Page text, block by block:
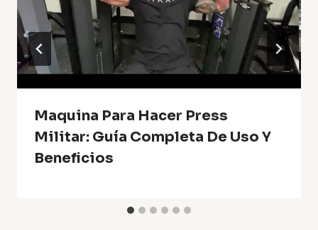
Maquina Para Hacer Press
Militar: Guía Completa De Uso Y
Beneficios